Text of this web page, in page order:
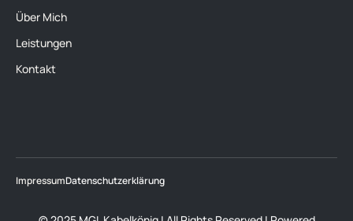
Über Mich
Leistungen
Kontakt
ImpressumDatenschutzerklärung